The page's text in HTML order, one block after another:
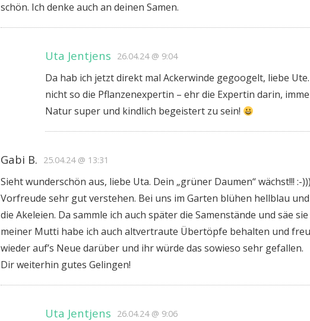
schön. Ich denke auch an deinen Samen.
Uta Jentjens 26.04.24 @ 9:04
Da hab ich jetzt direkt mal Ackerwinde gegoogelt, liebe
nicht so die Pflanzenexpertin – ehr die Expertin darin,
Natur super und kindlich begeistert zu sein!
Gabi B. 25.04.24 @ 13:31
Sieht wunderschön aus, liebe Uta. Dein „grüner Daumen“ wächst!!! :-
Vorfreude sehr gut verstehen. Bei uns im Garten blühen hellblau
die Akeleien. Da sammle ich auch später die Samenstände und säe
meiner Mutti habe ich auch altvertraute Übertöpfe behalten und
wieder auf’s Neue darüber und ihr würde das sowieso sehr gefallen.
Dir weiterhin gutes Gelingen!
Uta Jentjens 26.04.24 @ 9:06